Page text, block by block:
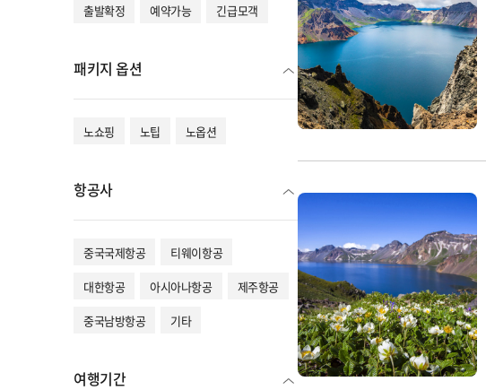
출발확정 예약가능 긴급모객
패키지 옵션
노쇼핑 노팁 노옵션
항공사
중국국제항공
티웨이항공
대한항공
아시아나항공
제주항공
중국남방항공
기타
여행기간